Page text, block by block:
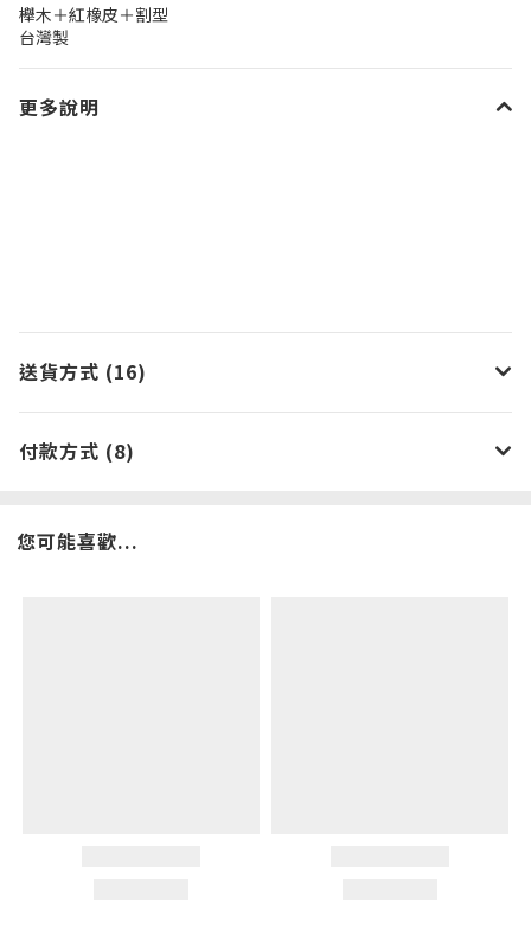
櫸木＋紅橡皮＋割型
台灣製
更多說明
送貨方式 (16)
付款方式 (8)
您可能喜歡...